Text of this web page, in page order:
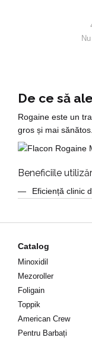
De ce să
Rogaine este un
gros și mai sănătos.
Beneficiile
Eficiență clinic
Rezultate
Comandă acum
Catalog
Minoxidil
Mezoroller
Foligain
Toppik
American Crew
Pentru Barbați